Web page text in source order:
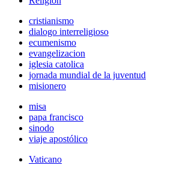
cristianismo
dialogo interreligioso
ecumenismo
evangelizacion
iglesia catolica
jornada mundial de la juventud
misionero
misa
papa francisco
sinodo
viaje apostólico
Vaticano